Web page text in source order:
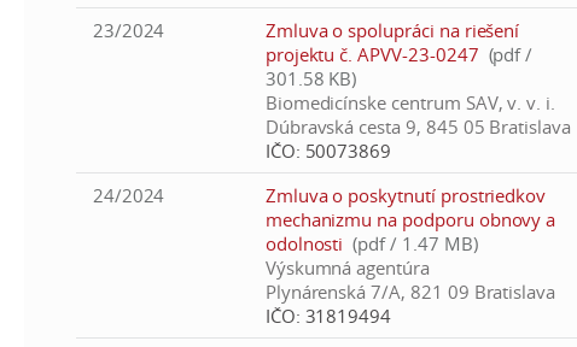
23/2024
Zmluva o spolupráci na riešení
projektu č. APVV-23-0247 (pdf /
301.58 KB)
Biomedicínske centrum SAV, v. v. i.
Dúbravská cesta 9, 845 05 Bratislava
IČO: 50073869
24/2024
Zmluva o poskytnutí prostriedkov
mechanizmu na podporu obnovy a
odolnosti (pdf / 1.47 MB)
Výskumná agentúra
Plynárenská 7/A, 821 09 Bratislava
IČO: 31819494